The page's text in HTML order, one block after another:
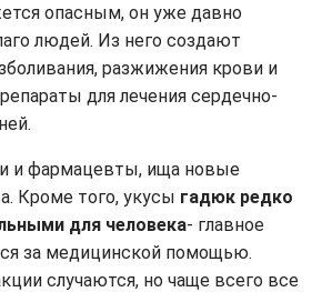
опасным, он уже давно
людей. Из него создают
разжижения крови и
для лечения сердечно-
и фармацевты, ища новые
Кроме того, укусы гадюк редко
для человека- главное
за медицинской помощью.
случаются, но чаще всего все